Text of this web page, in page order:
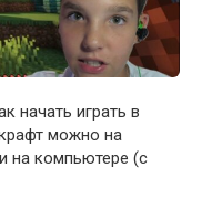
начать играть в
можно на
на компьютере (с